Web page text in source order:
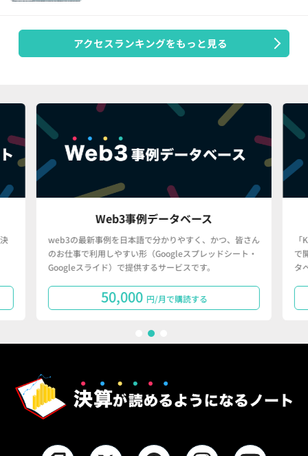
アクセスランキングをもっと見る
Web3事例データベース
web3の最新事例を日本語で分かりやすく、かつ、皆さん
のお仕事で利用しやすい形（Googleスプレッドシート・
Googleスライド）で提供するサービスです。
50,000 円/月で購読する
で
タ